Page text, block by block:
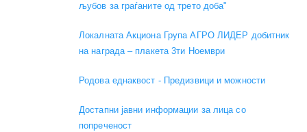
љубов за граѓаните од трето доба"
Локалната Акциона Група АГРО ЛИДЕР добитник
на награда – плакета 3ти Ноември
Родова еднаквост - Предизвици и можности
Достапни јавни информации за лица со
попреченост